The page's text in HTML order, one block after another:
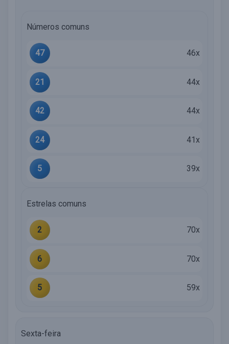
Números comuns
47 46x
21 44x
42 44x
24 41x
5 39x
Estrelas comuns
2 70x
6 70x
5 59x
Sexta-feira